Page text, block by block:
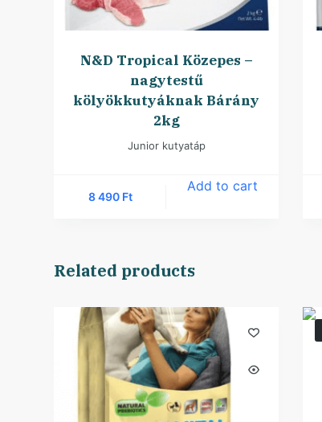
N&D Tropical Közepes –
nagytestű
kölyökkutyáknak Bárány
2kg
Junior kutyatáp
8 490 Ft
Add to cart
Related products